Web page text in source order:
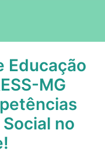
Educação
MG
no